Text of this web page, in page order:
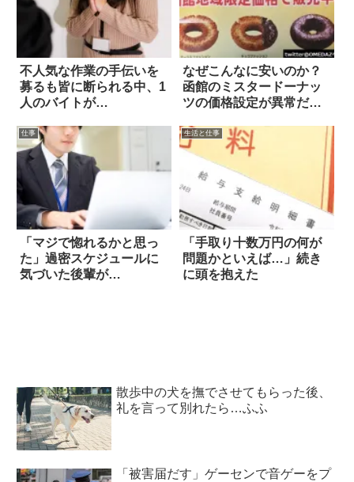
不人気な作業の手伝いを
募るも皆に断られる中、1
人のバイトが…
なぜこんなに安いのか？
函館のミスタードーナッ
ツの価格設定が異常だと
仕事
「マジで惚れるかと思っ
た」過密スケジュールに
気づいた後輩が…
生活と仕事
「手取り十数万円の何が
問題かといえば…」続き
に頭を抱えた
散歩中の犬を撫でさせてもらった後、
礼を言って別れたら…ふふ
「被害届だす」ゲーセンで音ゲーをプ